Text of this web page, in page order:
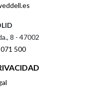
8 - 47002
500